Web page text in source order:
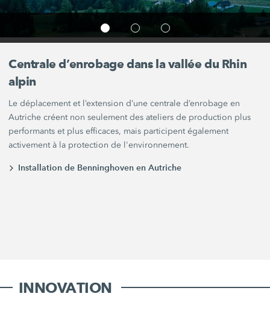
Centrale d’enrobage dans la vallée du Rhin
alpin
Le déplacement et l’extension d’une centrale d’enrobage en
Autriche créent non seulement des ateliers de production plus
performants et plus efficaces, mais participent également
activement à la protection de l'environnement.
Installation de Benninghoven en Autriche
INNOVATION